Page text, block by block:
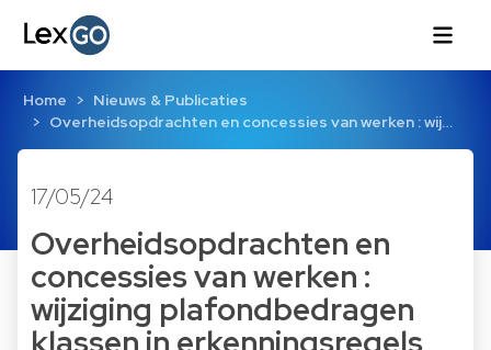
Home
Nieuws & Publicaties
Overheidsopdrachten en concessies van werken : wij…
17/05/24
Overheidsopdrachten en
concessies van werken :
wijziging plafondbedragen